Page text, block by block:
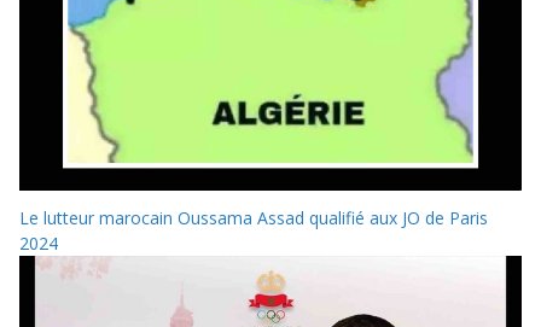
Le lutteur marocain Oussama Assad qualifié aux JO de Paris
2024